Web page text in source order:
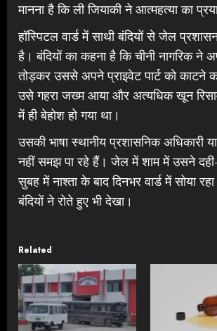
मानना है कि ली जियाकी ने आत्महत्या का
हॉस्पिटल वार्ड में साथी बंदियों से जेल
है। बंदियों का कहना है कि चीनी नागरिक ने
तोड़कर उससे अपने प्राइवेट पार्ट को काटने
उसे गहरा जख्म आया और अत्यधिक खून
में ही बेहोश हो गया था।
उसकी भाषा स्थानीय प्रशासनिक अधिकारी
नहीं समझ पा रहे हैं। जेल में शाम में उसने
सुबह में नाश्ता के बाद दिनभर वार्ड में सोया
बंदियों ने रोते हुए भी देखा।
Related